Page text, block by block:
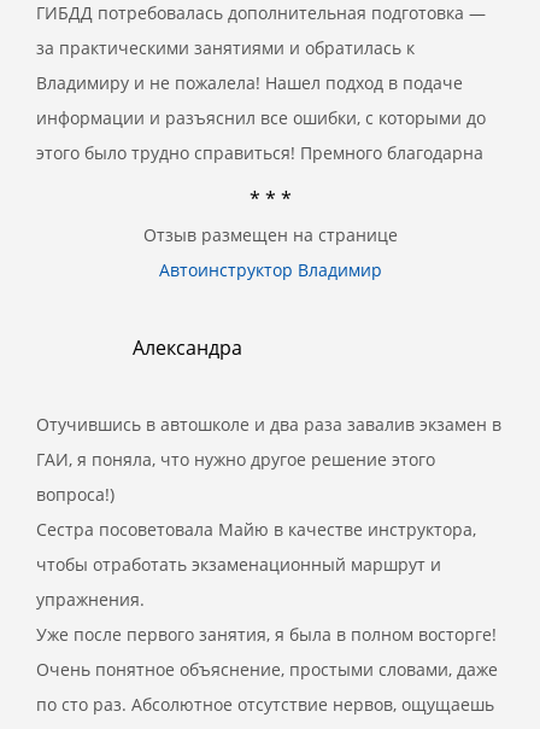
ГИБДД потребовалась дополнительная подготовка —
за практическими занятиями и обратилась к
Владимиру и не пожалела! Нашел подход в подаче
информации и разъяснил все ошибки, с которыми до
этого было трудно справиться! Премного благодарна
* * *
Отзыв размещен на странице
Автоинструктор Владимир
Александра
Отучившись в автошколе и два раза завалив экзамен в
ГАИ, я поняла, что нужно другое решение этого
вопроса!)
Сестра посоветовала Майю в качестве инструктора,
чтобы отработать экзаменационный маршрут и
упражнения.
Уже после первого занятия, я была в полном восторге!
Очень понятное объяснение, простыми словами, даже
по сто раз. Абсолютное отсутствие нервов, ощущаешь